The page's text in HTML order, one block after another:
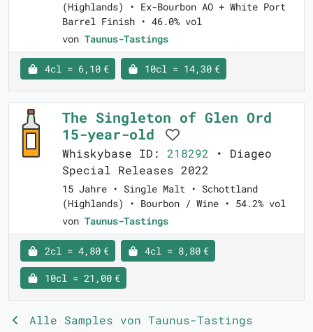
(Highlands) • Ex-Bourbon AO + White Port
Barrel Finish • 46.0% vol
von Taunus-Tastings
4cl = 6,10 € 10cl = 14,30 €
The Singleton of Glen Ord
15-year-old
Whiskybase ID: 218292 • Diageo
Special Releases 2022
15 Jahre • Single Malt • Schottland
(Highlands) • Bourbon / Wine • 54.2% vol
von Taunus-Tastings
2cl = 4,80 € 4cl = 8,80 €
10cl = 21,00 €
Alle Samples von Taunus-Tastings